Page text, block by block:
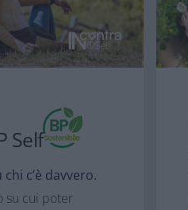
Self
c’è davvero.
su cui poter